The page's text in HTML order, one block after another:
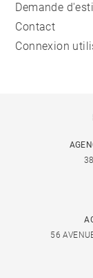
Demande
Contact
Connexion
56